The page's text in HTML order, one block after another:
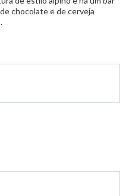
chocolate e de cerveja